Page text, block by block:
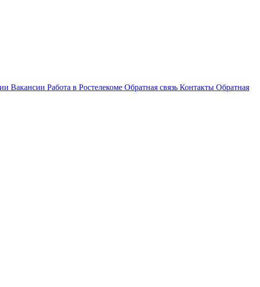
Вакансии Работа в Ростелекоме Обратная связь Контакты Обратная